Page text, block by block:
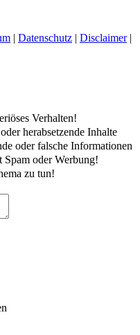
| Datenschutz | Disclaimer|
Verhalten!
herabsetzende Inhalte
oder falsche Informationen
Spam oder Werbung!
zu tun!